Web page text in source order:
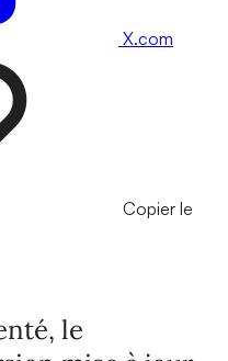
X.com
Copier le
le